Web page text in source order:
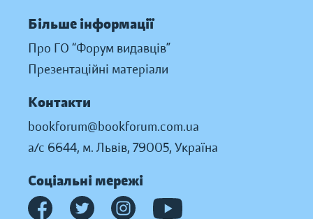
Більше інформації
Про ГО “Форум видавців”
Презентаційні матеріали
Контакти
bookforum@bookforum.com.ua
а/с 6644, м. Львів, 79005, Україна
Соціальні мережі